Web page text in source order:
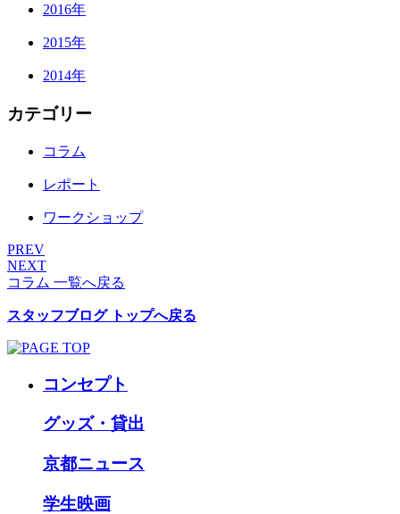
2016年
2015年
2014年
カテゴリー
コラム
レポート
ワークショップ
PREV
NEXT
コラム 一覧へ戻る
スタッフブログ トップへ戻る
コンセプト
グッズ・貸出
京都ニュース
学生映画